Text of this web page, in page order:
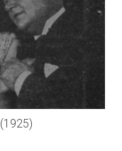
(1925)